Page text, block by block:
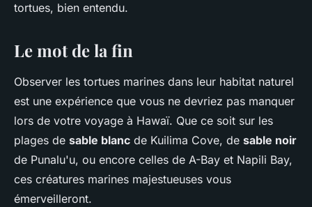
tortues, bien entendu.
Le mot de la fin
Observer les tortues marines dans leur habitat naturel
est une expérience que vous ne devriez pas manquer
lors de votre voyage à Hawaï. Que ce soit sur les
plages de sable blanc de Kuilima Cove, de sable noir
de Punalu'u, ou encore celles de A-Bay et Napili Bay,
ces créatures marines majestueuses vous
émerveilleront.